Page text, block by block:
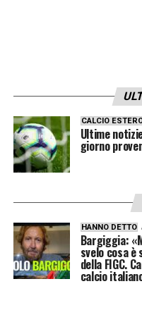
CALCIO
Ultime
giorno
HANNO DETTO
Bargiggia:
svelo cosa
della FIGC.
calcio